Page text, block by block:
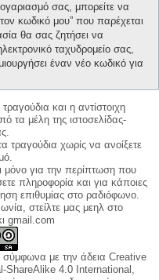
σας, μπορείτε να
κωδικό μου” που παρέχεται
θα σας ζητήσει να
ταχυδρομείο σας,
έναν νέο κωδικό για
και η αντίστοιχη
τα μέλη της ιστοσελίδας-
τραγούδια χωρίς να ανοίξετε
μόνο για την περίπτωση που
πληροφορία και για κάποιες
επιθυμίας στο ραδιόφωνο.
στείλτε μας μεηλ στο
gmail.com
σύμφωνα με την άδεια Creative
ShareAlike 4.0 International,